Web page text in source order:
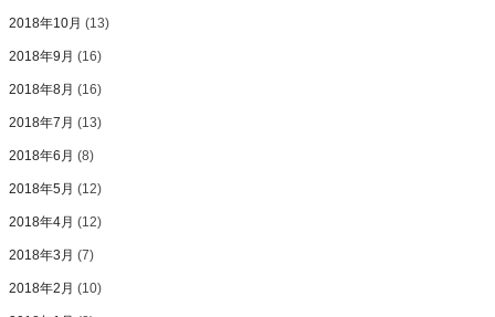
2018年10月 (13)
2018年9月 (16)
2018年8月 (16)
2018年7月 (13)
2018年6月 (8)
2018年5月 (12)
2018年4月 (12)
2018年3月 (7)
2018年2月 (10)